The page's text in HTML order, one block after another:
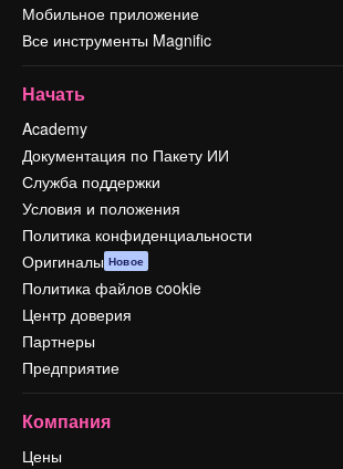
Мобильное приложение
Все инструменты Magnific
Начать
Academy
Документация по Пакету ИИ
Служба поддержки
Условия и положения
Политика конфиденциальности
Оригиналы Новое
Политика файлов cookie
Центр доверия
Партнеры
Предприятие
Компания
Цены